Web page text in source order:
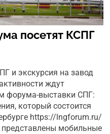
посетят КСПГ
и экскурсия на завод
ждут
форума-выставки СПГ:
который состоится
https://lngforum.ru/
представлены мобильные